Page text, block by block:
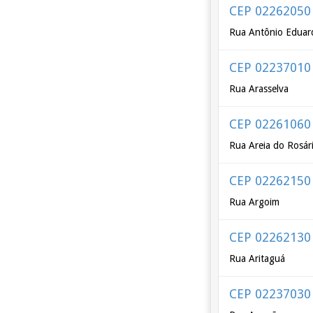
CEP 02262050
Rua Antônio
CEP 02237010
Rua Arasselva
CEP 02261060
Rua Areia do
CEP 02262150
Rua Argoim
CEP 02262130
Rua Aritaguá
CEP 02237030